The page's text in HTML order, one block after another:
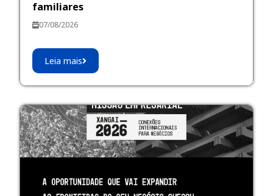
familiares
07/08/2026
Leia mais